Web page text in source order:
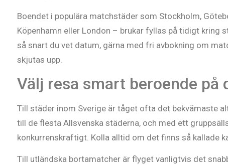
Boendet i populära matchstäder som Stockholm,
Köpenhamn eller London – brukar fyllas på tidigt kring
så snart du vet datum, gärna med fri avbokning om
skjutas upp.
Välj resa smart beroende på
Till städer inom Sverige är tåget ofta det bekvämaste
till de flesta Allsvenska städerna, och med ett
konkurrenskraftigt. Kolla alltid om det finns så kallade
Till utländska bortamatcher är flyget vanligtvis det